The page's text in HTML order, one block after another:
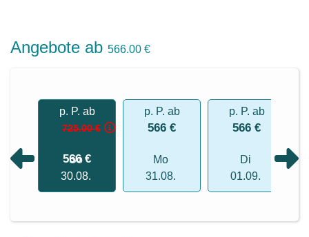
Angebote ab 566.00 €
p. P. ab
725.00 €
566 €
So
30.08.
p. P. ab
566 €
Mo
31.08.
p. P. ab
566 €
Di
01.09.